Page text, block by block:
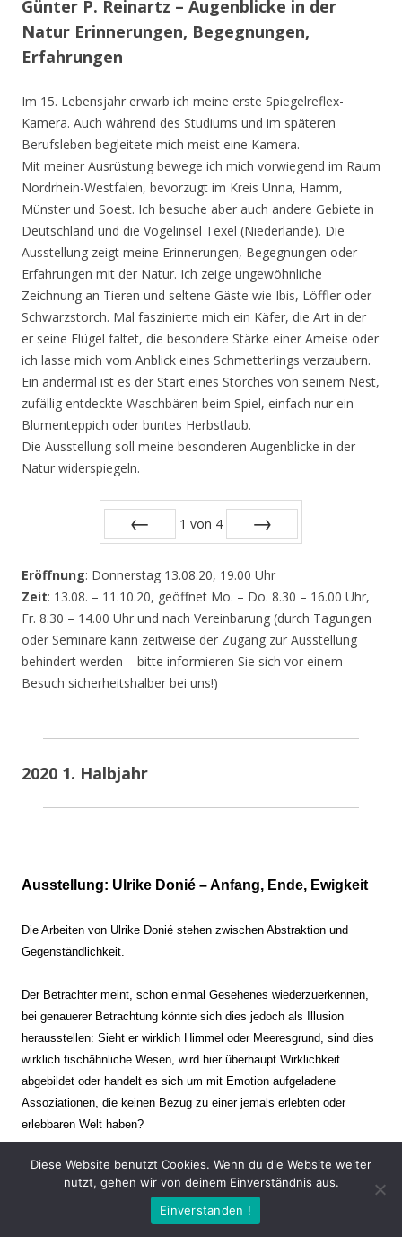
Günter P. Reinartz – Augenblicke in der
Natur Erinnerungen, Begegnungen,
Erfahrungen
Im 15. Lebensjahr erwarb ich meine erste Spiegelreflex-
Kamera. Auch während des Studiums und im späteren
Berufsleben begleitete mich meist eine Kamera.
Mit meiner Ausrüstung bewege ich mich vorwiegend im Raum
Nordrhein-Westfalen, bevorzugt im Kreis Unna, Hamm,
Münster und Soest. Ich besuche aber auch andere Gebiete in
Deutschland und die Vogelinsel Texel (Niederlande). Die
Ausstellung zeigt meine Erinnerungen, Begegnungen oder
Erfahrungen mit der Natur. Ich zeige ungewöhnliche
Zeichnung an Tieren und seltene Gäste wie Ibis, Löffler oder
Schwarzstorch. Mal faszinierte mich ein Käfer, die Art in der
er seine Flügel faltet, die besondere Stärke einer Ameise oder
ich lasse mich vom Anblick eines Schmetterlings verzaubern.
Ein andermal ist es der Start eines Storches von seinem Nest,
zufällig entdeckte Waschbären beim Spiel, einfach nur ein
Blumenteppich oder buntes Herbstlaub.
Die Ausstellung soll meine besonderen Augenblicke in der
Natur widerspiegeln.
1 von 4
Eröffnung: Donnerstag 13.08.20, 19.00 Uhr
Zeit: 13.08. – 11.10.20, geöffnet Mo. – Do. 8.30 – 16.00 Uhr,
Fr. 8.30 – 14.00 Uhr und nach Vereinbarung (durch Tagungen
oder Seminare kann zeitweise der Zugang zur Ausstellung
behindert werden – bitte informieren Sie sich vor einem
Besuch sicherheitshalber bei uns!)
2020 1. Halbjahr
Ausstellung: Ulrike Donié – Anfang, Ende, Ewigkeit
Die Arbeiten von Ulrike Donié stehen zwischen Abstraktion und
Gegenständlichkeit.
Der Betrachter meint, schon einmal Gesehenes wiederzuerkennen,
bei genauerer Betrachtung könnte sich dies jedoch als Illusion
herausstellen: Sieht er wirklich Himmel oder Meeresgrund, sind dies
wirklich fischähnliche Wesen, wird hier überhaupt Wirklichkeit
abgebildet oder handelt es sich um mit Emotion aufgeladene
Assoziationen, die keinen Bezug zu einer jemals erlebten oder
erlebbaren Welt haben?
Verharren und Dynamik stehen sich dabei gegenüber. Zeit steht still
oder verrinnt im Nu. Es soll dabei eine Spannung, auch farblich, bis
zur Schmerzgrenze erzeugt werden. Die Arbeiten stellen ambivalente
Diese Website benutzt Cookies. Wenn du die Website weiter
nutzt, gehen wir von deinem Einverständnis aus.
Einverstanden !